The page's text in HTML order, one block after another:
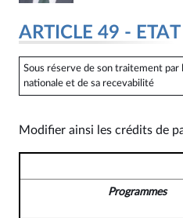
ARTICLE 49 - ETAT
Sous réserve de son traitement par
nationale et de sa recevabilité
Modifier ainsi les crédits de
Programmes